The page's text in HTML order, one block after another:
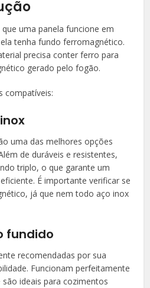
uma panela funcione em
tenha fundo ferromagnético.
precisa conter ferro para
gerado pelo fogão.
compatíveis:
uma das melhores opções
de duráveis e resistentes,
triplo, o que garante um
É importante verificar se
já que nem todo aço inox
fundido
recomendadas por sua
Funcionam perfeitamente
ideais para cozimentos